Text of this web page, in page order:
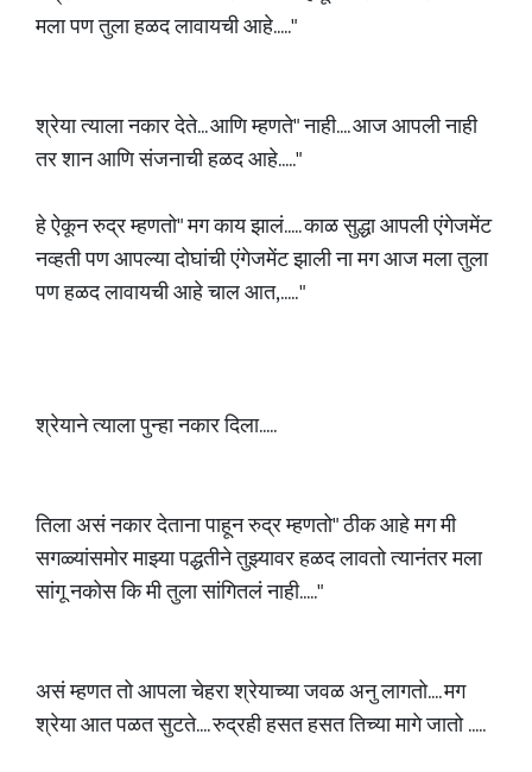
मला पण तुला हळद लावायची आहे....."
श्रेया त्याला नकार देते... आणि म्हणते" नाही.... आज आपली नाही
तर शान आणि संजनाची हळद आहे....."
हे ऐकून रुद्र म्हणतो" मग काय झालं..... काळ सुद्धा आपली एंगेजमेंट
नव्हती पण आपल्या दोघांची एंगेजमेंट झाली ना मग आज मला तुला
पण हळद लावायची आहे चाल आत,..... "
श्रेयाने त्याला पुन्हा नकार दिला.....
तिला असं नकार देताना पाहून रुद्र म्हणतो" ठीक आहे मग मी
सगळ्यांसमोर माझ्या पद्धतीने तुझ्यावर हळद लावतो त्यानंतर मला
सांगू नकोस कि मी तुला सांगितलं नाही....."
असं म्हणत तो आपला चेहरा श्रेयाच्या जवळ अनु लागतो.... मग
श्रेया आत पळत सुटते.... रुद्रही हसत हसत तिच्या मागे जातो .....